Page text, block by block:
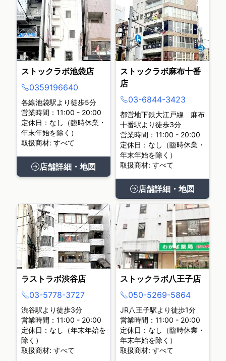
ストックラボ池袋店
0359196640
各線池袋駅より徒歩5分
営業時間：11:00 - 20:00
定休日：なし（臨時休業・
年末年始を除く）
取扱商材: すべて
店舗詳細・地図
ストックラボ麻布十番
店
03-6844-3423
都営地下鉄大江戸線 麻布
十番駅より徒歩3分
営業時間：11:00 - 20:00
定休日：なし（臨時休業・
年末年始を除く）
取扱商材: すべて
店舗詳細・地図
ラストラボ渋谷店
03-5778-3727
渋谷駅より徒歩3分
営業時間：11:00 - 20:00
定休日：なし（年末年始を
除く）
取扱商材: すべて
ストックラボ八王子店
050-5269-5864
JR八王子駅より徒歩1分
営業時間：11:00 - 20:00
定休日：なし（臨時休業・
年末年始を除く）
取扱商材: すべて